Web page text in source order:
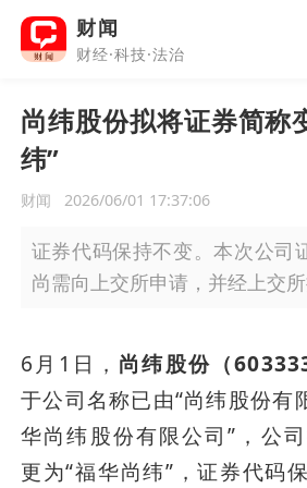
财闻
财经·科技·法治
尚纬股份拟将证券简称
纬”
财闻 2026/06/01 17:37:06
证券代码保持不变。本次公司
尚需向上交所申请，并经上交所
6月1日， 尚纬股份（
于公司名称已由“尚纬股份有
华尚纬股份有限公司”，公
更为“福华尚纬”，证券代码